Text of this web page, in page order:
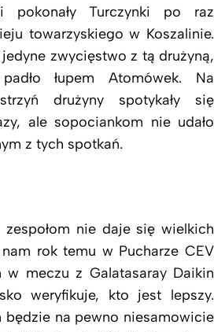
pokonały Turczynki po raz
towarzyskiego w Koszalinie.
zwycięstwo z tą drużyną,
łupem Atomówek. Na
drużyny spotykały się
ale sopociankom nie udało
z tych spotkań.
nie daje się wielkich
rok temu w Pucharze CEV
meczu z Galatasaray Daikin
weryfikuje, kto jest lepszy.
będzie na pewno niesamowicie